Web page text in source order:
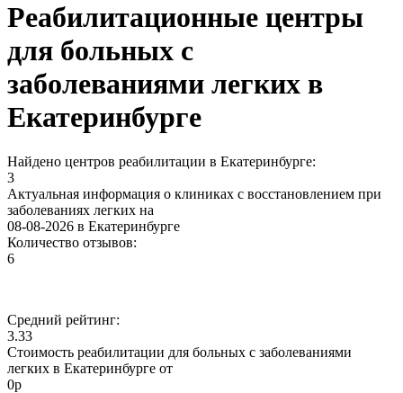
Реабилитационные центры
для больных с
заболеваниями легких в
Екатеринбурге
Найдено центров реабилитации в Екатеринбурге:
3
Актуальная информация о клиниках с восстановлением при
заболеваниях легких на
08-08-2026 в Екатеринбурге
Количество отзывов:
6
Средний рейтинг:
3.33
Стоимость реабилитации для больных с заболеваниями
легких в Екатеринбурге от
0р